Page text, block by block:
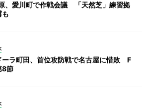
、愛川町で作戦会議 「天然芝」練習拠
も
ーラ町田、首位攻防戦で名古屋に惜敗 F
8節